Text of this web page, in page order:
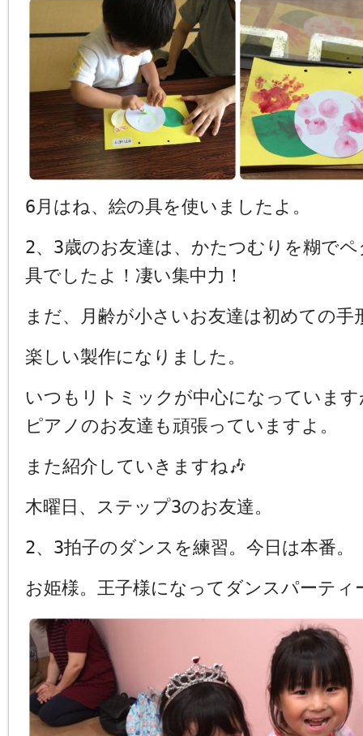
6月はね、絵の具を使いましたよ。
2、3歳のお友達は、かたつむりを糊で
具でしたよ！凄い集中力！
まだ、月齢が小さいお友達は初めての手
楽しい製作になりました。
いつもリトミックが中心になっています
ピアノのお友達も頑張っていますよ。
また紹介していきますね🎶
木曜日、ステップ3のお友達。
2、3拍子のダンスを練習。今日は本番。
お姫様。王子様になってダンスパーティ